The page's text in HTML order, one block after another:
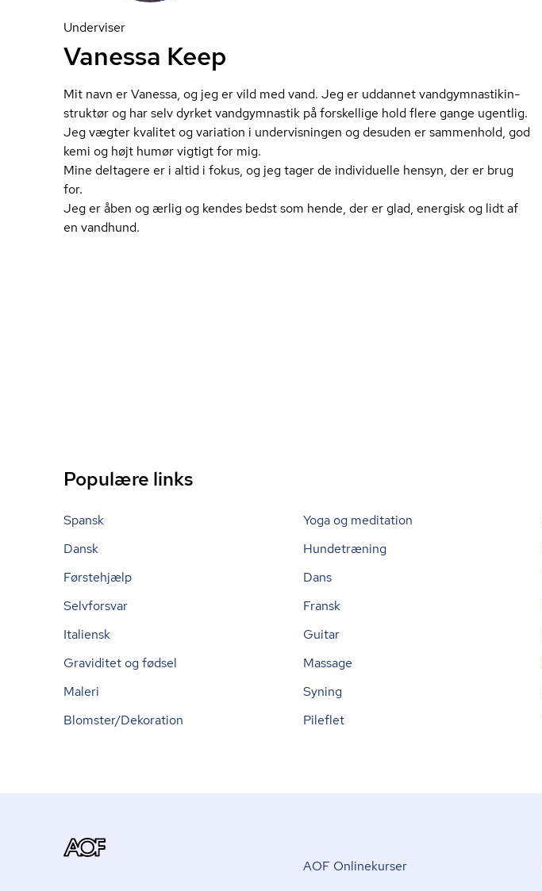
Underviser
Vanessa Keep
Mit navn er Vanessa, og jeg er vild med vand. Jeg er uddannet vand­gym­na­stikin­
struk­tør og har selv dyrket vandgymnastik på forskellige hold flere gange ugentlig.
Jeg vægter kvalitet og variation i undervisningen og desuden er sammenhold, god
kemi og højt humør vigtigt for mig.
Mine deltagere er i altid i fokus, og jeg tager de individuelle hensyn, der er brug
for.
Jeg er åben og ærlig og kendes bedst som hende, der er glad, energisk og lidt af
en vandhund.
Populære links
Spansk Yoga og meditation
Dansk
Hundetræning
Førstehjælp
Dans
Selvforsvar
Fransk
Italiensk
Guitar
Graviditet og fødsel
Massage
Maleri
Syning
Blomster/Dekoration
Pileflet
AOF Onlinekurser